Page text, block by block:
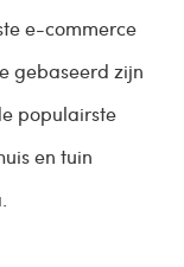
e-commerce
gebaseerd zijn
populairste
en tuin